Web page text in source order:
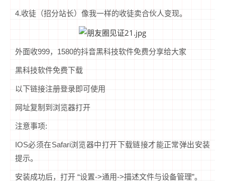
4.收徒（招分站长）像我一样的收徒卖合伙人变现。
外面收999，1580的抖音黑科技软件免费分享给大家
黑科技软件免费下载
以下链接注册登录即可使用
网址复制到浏览器打开
注意事项:
IOS必须在Safari浏览器中打开下载链接才能正常弹出安装
提示。
安装成功后，打开 “设置->通用->描述文件与设备管理”。